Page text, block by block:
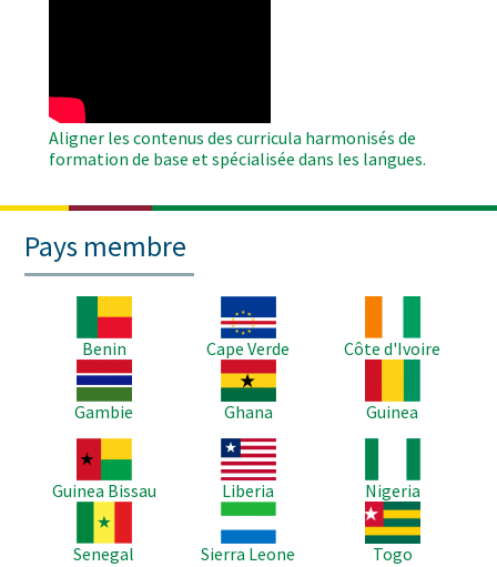
Aligner les contenus des curricula harmonisés de
formation de base et spécialisée dans les langues.
Pays membre
Benin
Image
Cape Verde
Côte d'Ivoire
Image
Gambie
Image
Ghana
Guinea
Image
Guinea Bissau
Image
Liberia
Nigeria
Senegal
Image
Sierra Leone
Image
Togo